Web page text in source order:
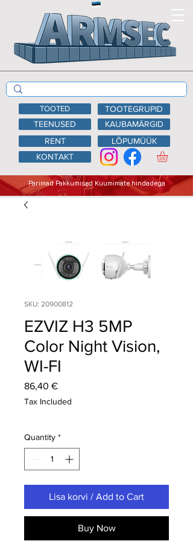
TEENUSED
KAUBAMÄRGID
RENT
LÕPUMÜÜK
KONTAKT
Parimad Pakkumised Kuumimate hindadega
TOOTED TOOTEGRUPID
SKU: 20900812
EZVIZ H3 5MP
Color Night Vision,
WI-FI
86,40 €Price
Tax Included
Quantity *
Lisa korvi / Add to Cart
Buy Now